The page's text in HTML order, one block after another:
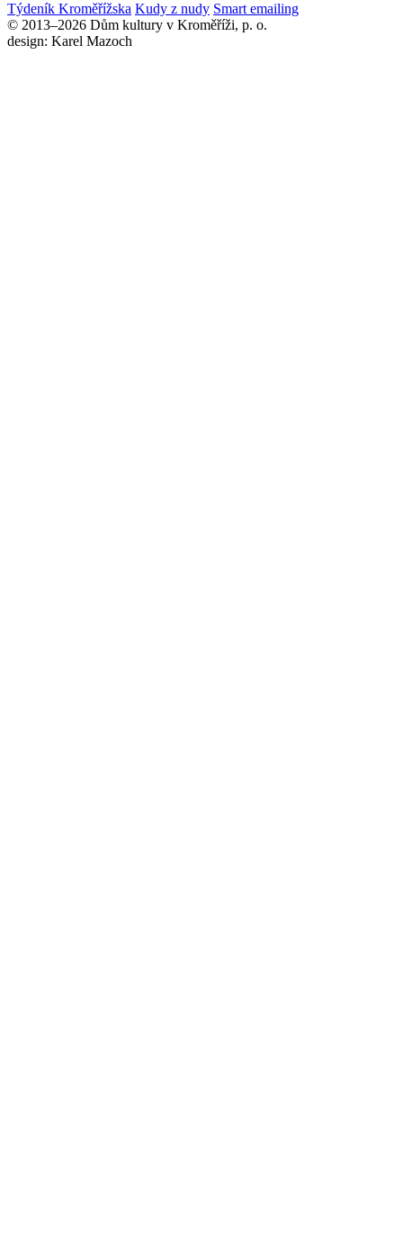
Týdeník Kroměřížska Kudy z nudy Smart emailing
© 2013–2026 Dům kultury v Kroměříži, p. o.
design: Karel Mazoch